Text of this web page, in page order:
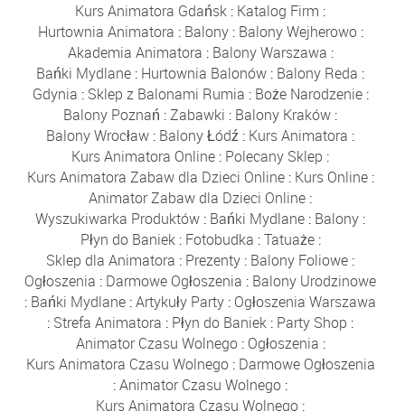
Kurs Animatora Gdańsk : Katalog Firm :
Hurtownia Animatora : Balony: Balony Wejherowo:
Akademia Animatora : Balony Warszawa :
Bańki Mydlane : Hurtownia Balonów : Balony Reda :
Gdynia : Sklep z Balonami Rumia : Boże Narodzenie:
Balony Poznań :Zabawki : Balony Kraków :
Balony Wrocław : Balony Łódź : Kurs Animatora :
Kurs Animatora Online : Polecany Sklep :
Kurs Animatora Zabaw dla Dzieci Online: Kurs Online:
Animator Zabaw dla Dzieci Online :
Wyszukiwarka Produktów : Bańki Mydlane : Balony :
Płyn do Baniek: Fotobudka :Tatuaże:
Sklep dla Animatora : Prezenty : Balony Foliowe :
Ogłoszenia : Darmowe Ogłoszenia : Balony Urodzinowe
: Bańki Mydlane :Artykuły Party : Ogłoszenia Warszawa
: Strefa Animatora : Płyn do Baniek : Party Shop :
Animator Czasu Wolnego: Ogłoszenia :
Kurs Animatora Czasu Wolnego: Darmowe Ogłoszenia
:Animator Czasu Wolnego :
Kurs Animatora Czasu Wolnego :